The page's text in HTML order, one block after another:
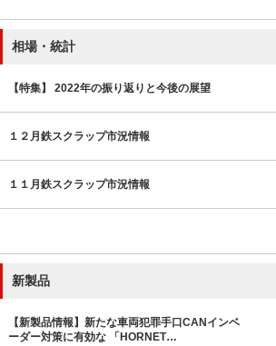
相場・統計
【特集】 2022年の振り返りと今後の展望
１２月鉄スクラップ市況情報
１１月鉄スクラップ市況情報
新製品
【新製品情報】新たな車両犯罪手口CANインベ
ーダー対策に有効な 「HORNET…